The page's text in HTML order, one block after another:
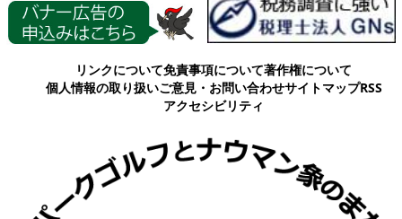
各種情報
リンクについて免責事項について著作権について
個人情報の取り扱いご意見・お問い合わせサイトマップRSS
アクセシビリティ